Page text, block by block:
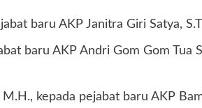
baru AKP Janitra Giri Satya,
baru AKP Andri Gom Gom Tua
kepada pejabat baru AKP